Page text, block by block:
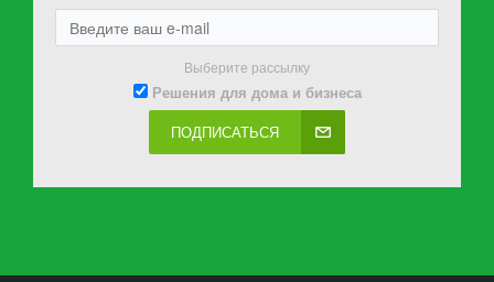
Выберите рассылку
Решения для дома и бизнеса
ПОДПИСАТЬСЯ